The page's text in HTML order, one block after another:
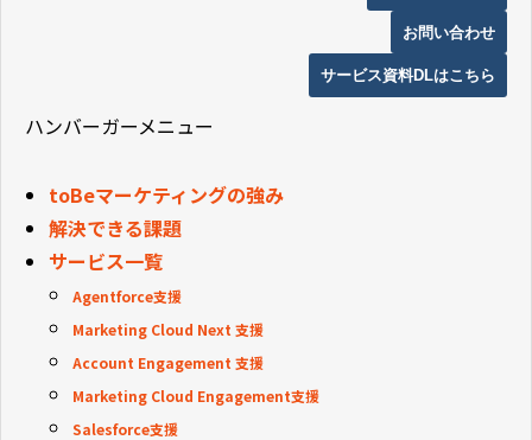
お問い合わせ
サービス資料DLはこちら
ハンバーガーメニュー
toBeマーケティングの強み
解決できる課題
サービス一覧
Agentforce支援
Marketing Cloud Next 支援
Account Engagement 支援
Marketing Cloud Engagement支援
Salesforce支援